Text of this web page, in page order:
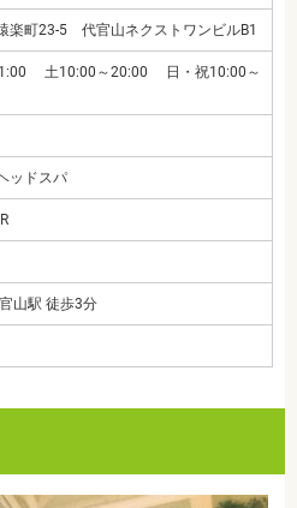
楽町23-5 代官山ネクストワンビルB1
土10:00～20:00 日・祝10:00～
ッドスパ
山駅 徒歩3分